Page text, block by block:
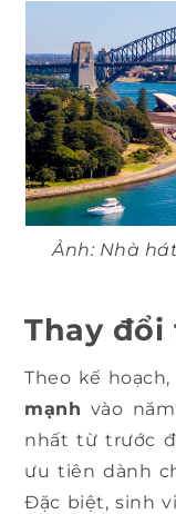
Ảnh: Nhà
Thay
Theo kế
mạnh vào
nhất từ trước
ưu tiên dành
Đặc biệt, sinh